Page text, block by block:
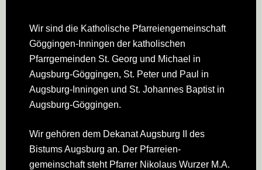
Footer
Wir sind die Katholische Pfarreien­gemeinschaft
Göggingen-Inningen der katholischen
Pfarrgemeinden St. Georg und Michael in
Augsburg-Göggingen, St. Peter und Paul in
Augsburg-Inningen und St. Johannes Baptist in
Augsburg-Göggingen.
Wir gehören dem Dekanat Augsburg II des
Bistums Augsburg an. Der Pfarreien­
gemeinschaft steht Pfarrer Nikolaus Wurzer M.A.